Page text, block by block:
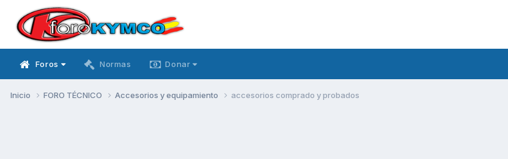
Foros Normas Donar
Inicio FORO TÉCNICO Accesorios y equipamiento accesorios comprado y probados